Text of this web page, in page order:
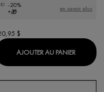
EAU MOUSSANTE
-20%
+🎁
en savoir plus
$
AJOUTER AU PANIER